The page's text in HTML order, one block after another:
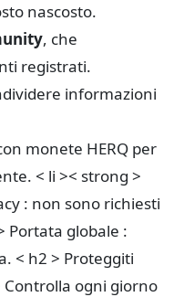
nascosto.
, che
registrati.
informazioni
monete HERQ per
< li >< strong >
: non sono richiesti
Portata globale :
< h2 > Proteggiti
Controlla ogni giorno